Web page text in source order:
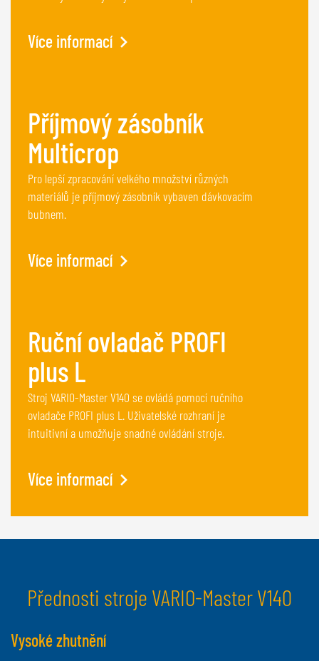
Více informací
Příjmový zásobník
Multicrop
Pro lepší zpracování velkého množství různých
materiálů je příjmový zásobník vybaven dávkovacím
bubnem.
Více informací
Ruční ovladač PROFI
plus L
Stroj VARIO-Master V140 se ovládá pomocí ručního
ovladače PROFI plus L. Uživatelské rozhraní je
intuitivní a umožňuje snadné ovládání stroje.
Více informací
Přednosti stroje VARIO-Master V140
Vysoké zhutnění